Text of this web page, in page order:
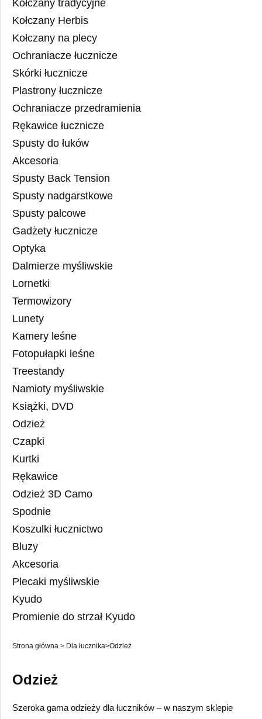
Kołczany tradycyjne
Kołczany Herbis
Kołczany na plecy
Ochraniacze łucznicze
Skórki łucznicze
Plastrony łucznicze
Ochraniacze przedramienia
Rękawice łucznicze
Spusty do łuków
Akcesoria
Spusty Back Tension
Spusty nadgarstkowe
Spusty palcowe
Gadżety łucznicze
Optyka
Dalmierze myśliwskie
Lornetki
Termowizory
Lunety
Kamery leśne
Fotopułapki leśne
Treestandy
Namioty myśliwskie
Książki, DVD
Odzież
Czapki
Kurtki
Rękawice
Odzież 3D Camo
Spodnie
Koszulki łucznictwo
Bluzy
Akcesoria
Plecaki myśliwskie
Kyudo
Promienie do strzał Kyudo
Strona główna > Dla łucznika>Odzież
Odzież
Szeroka gama odzieży dla łuczników – w naszym sklepie